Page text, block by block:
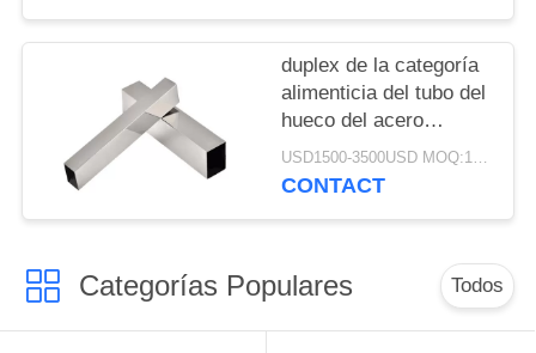
duplex de la categoría
alimenticia del tubo del
hueco del acero
inoxidable de 30m m
40m m 50m m 60m m
USD1500-3500USD MOQ:1 tonelada
CONTACT
Categorías Populares Todos